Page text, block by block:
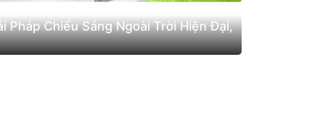
Pháp Chiếu Sáng Ngoài Trời Hiện Đại,